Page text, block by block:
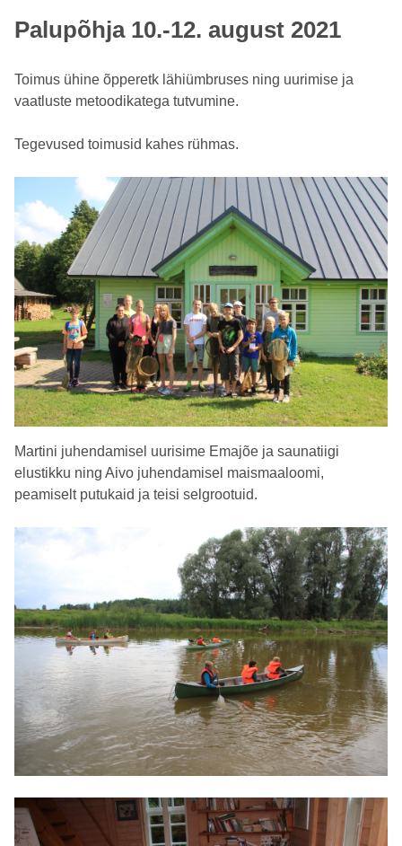
Palupõhja 10.-12. august 2021
Toimus ühine õpperetk lähiümbruses ning uurimise ja
vaatluste metoodikatega tutvumine.
Tegevused toimusid kahes rühmas.
Martini juhendamisel uurisime Emajõe ja saunatiigi
elustikku ning Aivo juhendamisel maismaaloomi,
peamiselt putukaid ja teisi selgrootuid.